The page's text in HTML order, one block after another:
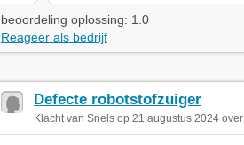
beoordeling oplossing: 1.0
Reageer als bedrijf
Defecte robotstofzuiger
Klacht van Snels op 21 augustus 2024 over